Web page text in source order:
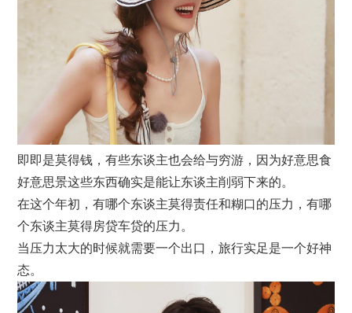
即即是莫得钱，有些东谈主也会给与穷游，因为好意思食
好意思景这些东西确实是能让东谈主削弱下来的。
在这个年初，有哪个东谈主莫得责任和糊口的压力，有哪
个东谈主莫得房贷车贷的压力。
当压力太大的时候就需要一个出口，旅行实足是一个好神
态。